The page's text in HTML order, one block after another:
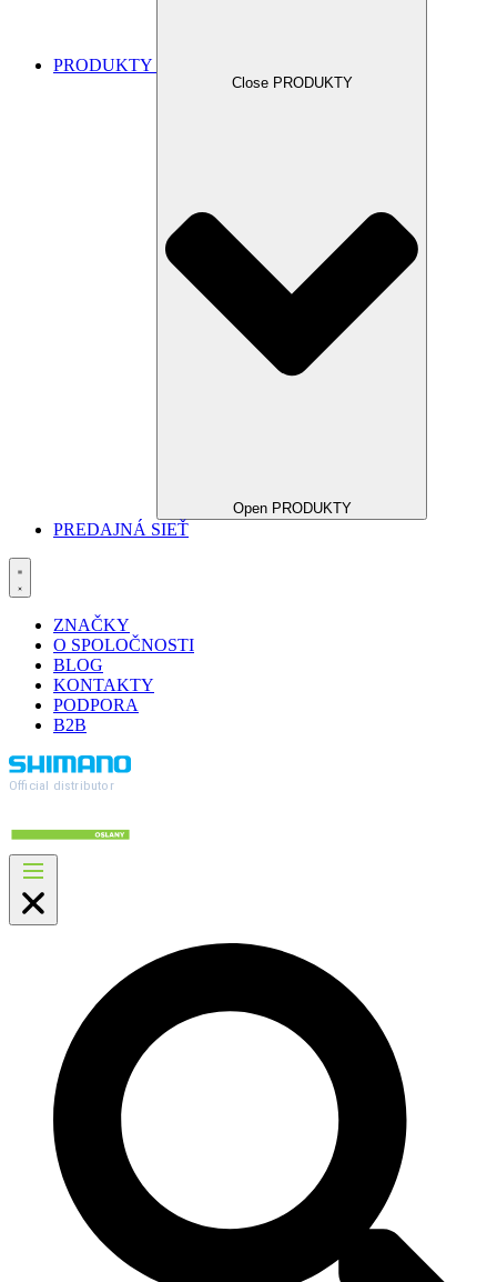
PRODUKTY
Close PRODUKTY
Open PRODUKTY
PREDAJNÁ SIEŤ
ZNAČKY
O SPOLOČNOSTI
BLOG
KONTAKTY
PODPORA
B2B
Official distributor